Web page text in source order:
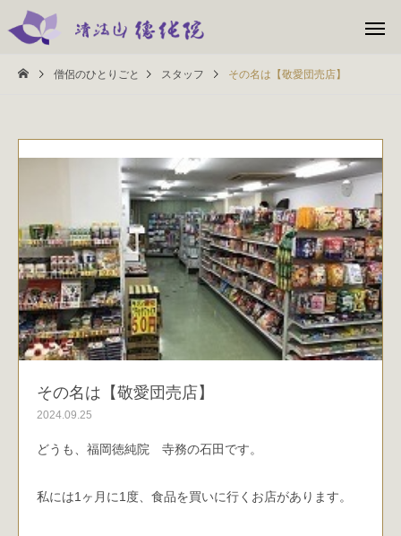
僧侶のひとりごと スタッフ その名は【敬愛団売店】
その名は【敬愛団売店】
2024.09.25
どうも、福岡徳純院 寺務の石田です。
私には1ヶ月に1度、食品を買いに行くお店があります。